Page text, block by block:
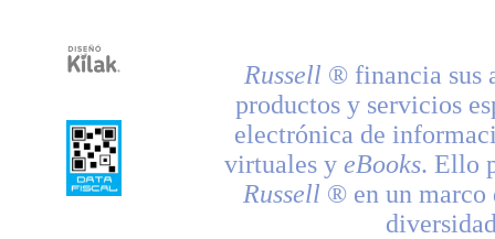
Russell ® financia sus
productos y servicios
electrónica de
virtuales y eBooks. Ello
Russell ® en un marco